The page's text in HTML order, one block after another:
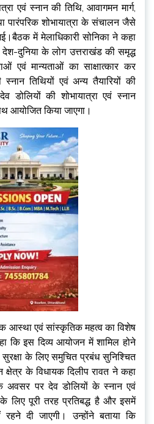
एवं स्नान की तिथि, आवागमन मार्ग,
पारंपरिक शोभायात्रा के संचालन जैसे
में मेलाधिकारी सोनिका ने कहा
दुनिया के लोग उत्तराखंड की समृद्ध
एवं मान्यताओं का साक्षात्कार कर
तिथियों एवं अन्य तैयारियों की
डोलियों की शोभायात्रा एवं स्नान
आयोजित किया जाएगा।
आस्था एवं सांस्कृतिक महत्व का विशेष
कि इस दिव्य आयोजन में शामिल होने
के लिए समुचित प्रबंध सुनिश्चित
के विधायक दिलीप रावत ने कहा
पर देव डोलियों के स्नान एवं
लिए पूरी तरह प्रतिबद्ध है और इसमें
दी जाएगी। उन्होंने बताया कि